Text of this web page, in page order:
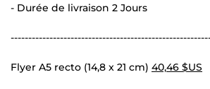
- Durée de livraison 2 Jours
Flyer A5 recto (14,8 x 21 cm) 40,46 $US